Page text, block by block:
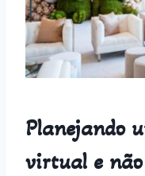
Planejando
virtual e não